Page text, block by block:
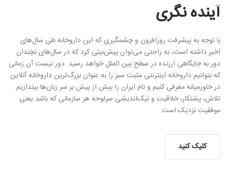
آینده نگری
با توجه به پیشرفت روزافزون و چشمگیری که این داروخانه طی سال‌های
اخیر داشته است، به راحتی می‌توان پیش‌بینی کرد که در سال‌های نچندان
دور به جایگاهی ارزنده در سطح بین الملل خواهد رسید. دور نیست آن زمانی
که بتوانیم داروخانه اینترنتی مثبت سبز را به عنوان بزرگ‌ترین داروخانه آنلاین
در خاورمیانه معرفی کنیم و نام ایران را بیش از پیش بر سر زبان‌ها بیندازیم.
تلاش، پشتکار، خلاقیت و نیک‌اندیشی سرلوحه هر سازمانی که باشد یعنی
موفقیت نزدیک است.
کلیک کنید